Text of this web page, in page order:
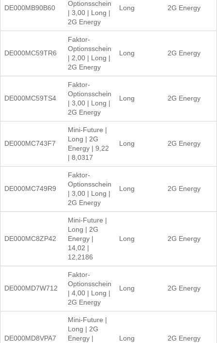
DE000MB90B60
Optionsschein
| 3,00 | Long |
2G Energy
Long 2G Energy
DE000MC59TR6
Faktor-
Optionsschein
| 2,00 | Long |
2G Energy
Long 2G Energy
DE000MC59TS4
Faktor-
Optionsschein
| 3,00 | Long |
2G Energy
Long 2G Energy
DE000MC743F7
Mini-Future |
Long | 2G
Energy | 9,22
| 8,0317
Long 2G Energy
DE000MC749R9
Faktor-
Optionsschein
| 3,00 | Long |
2G Energy
Long 2G Energy
DE000MC8ZP42
Mini-Future |
Long | 2G
Energy |
14,02 |
12,2186
Long 2G Energy
DE000MD7W712
Faktor-
Optionsschein
| 4,00 | Long |
2G Energy
Long 2G Energy
DE000MD8VPA7
Mini-Future |
Long | 2G
Energy |
Long 2G Energy